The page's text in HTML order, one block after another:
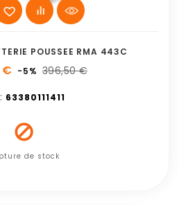
POUSSEE RMA 443C
€ -5% 396,50 €
63380111411

de stock